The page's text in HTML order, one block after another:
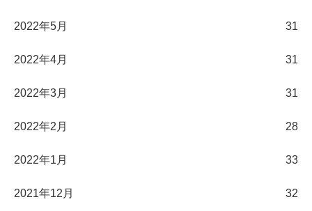
2022年5月 31
2022年4月 31
2022年3月 31
2022年2月 28
2022年1月 33
2021年12月 32